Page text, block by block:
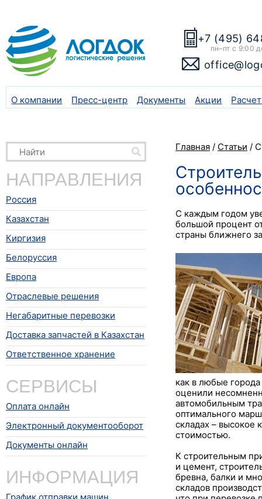
+7 (495)
пн–пт с 9:00
О компании Пресс-центр Документы Акции
НАПРАВЛЕНИЯ
Россия
Казахстан
Киргизия
Белоруссия
Европа
Отраслевые решения
Негабаритные перевозки
Доставка запчастей в Казахстан
Ответственное хранение
СЕРВИСЫ
Оплата онлайн
Электронный документооборот
Документы онлайн
ИНФОРМАЦИЯ
Главная / Статьи /
С каждым годом
большой процент
страны ближнего
как в любые
оценили
автомобильным
оптимального
складах – высокое
стоимостью.
К строительным
и цемент,
бревна, балки и
складов